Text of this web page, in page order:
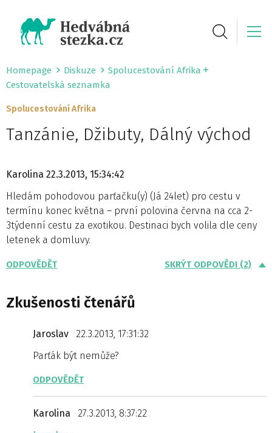
Homepage Diskuze
Spolucestování Afrika
Cestovatelská seznamka
Spolucestování Afrika
Tanzánie, Džibuty, Dálný východ
Karolina 22.3.2013, 15:34:42
Hledám pohodovou parťačku(y) (Já 24let) pro cestu v
termínu konec května – první polovina června na cca 2-
3týdenní cestu za exotikou. Destinaci bych volila dle ceny
letenek a domluvy.
ODPOVĚDĚT SKRÝT ODPOVĚDI (2)
Zkušenosti čtenářů
Jaroslav
22.3.2013, 17:31:32
Parťák být nemůže?
ODPOVĚDĚT
Karolina
27.3.2013, 8:37:22